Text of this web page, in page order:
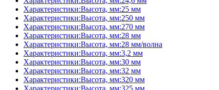
Характеристики:Высота, мм:25 мм
Характеристики:Высота, мм:250 мм
Характеристики:Высота, мм:270 мм
Характеристики:Высота, мм:28 мм
Характеристики:Высота, мм:28 мм/волна
Характеристики:Высота, мм:3,2 мм
Характеристики:Высота, мм:30 мм
Характеристики:Высота, мм:32 мм
Характеристики:Высота, мм:320 мм
Характеристики:Высота, мм:325 мм